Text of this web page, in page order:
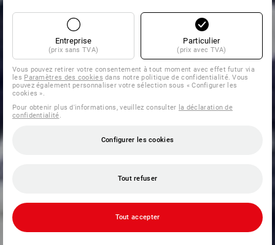
Entreprise
(prix sans TVA)
Particulier
(prix avec TVA)
Vous pouvez retirer votre consentement à tout moment avec effet futur via
les Paramètres des cookies dans notre politique de confidentialité. Vous
pouvez également personnaliser votre sélection sous « Configurer les
cookies ».
Pour obtenir plus d'informations, veuillez consulter la déclaration de
confidentialité
Configurer les cookies
Tout refuser
Tout accepter